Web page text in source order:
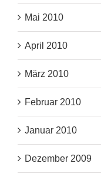
Mai 2010
April 2010
März 2010
Februar 2010
Januar 2010
Dezember 2009